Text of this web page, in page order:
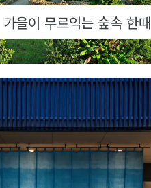
가을이 무르익는 숲속 한때